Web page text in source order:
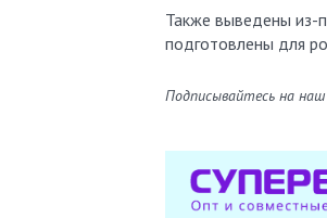
Также выведены из-
подготовлены для
Подписывайтесь на